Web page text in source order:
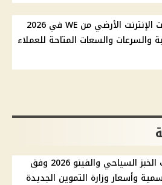
أسعار باقات الإنترنت الأرضي من WE في 2026
والسرعات والسعات المتاحة للعملاء
سعر رغيف الخبز السياحي والفينو 2026 وفق
وأسعار وزارة التموين الجديدة